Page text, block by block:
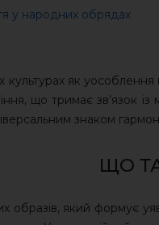
у народних обрядах
культурах як
що тримає зв’язок
знаком
ЩО
який формує